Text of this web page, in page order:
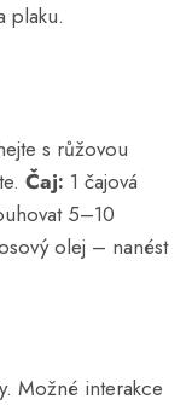
plaku.
s růžovou
Čaj: 1 čajová
5–10
olej – nanést
Možné interakce